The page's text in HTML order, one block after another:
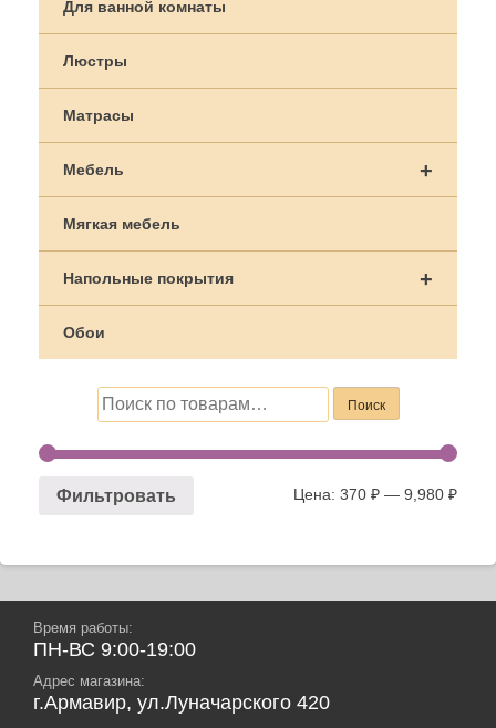
Для ванной комнаты
Люстры
Матрасы
+
Мебель
Мягкая мебель
+
Напольные покрытия
Обои
Искать: Поиск
Фильтровать Цена: 370 ₽ — 9,980 ₽
Время работы:
ПН-ВС 9:00-19:00
Адрес магазина:
г.Армавир, ул.Луначарского 420